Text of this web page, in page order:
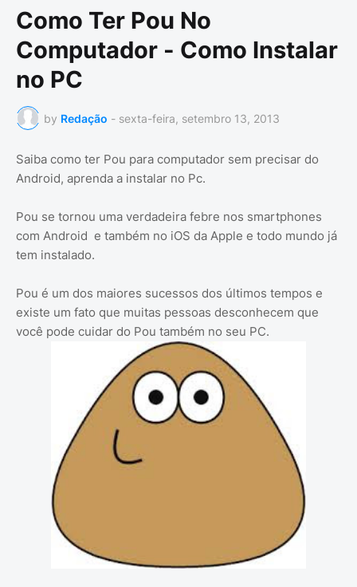
Como Ter Pou No
Computador - Como Instalar
no PC
by Redação - sexta-feira, setembro 13, 2013
Saiba como ter Pou para computador sem precisar do
Android, aprenda a instalar no Pc.
Pou se tornou uma verdadeira febre nos smartphones
com Android e também no iOS da Apple e todo mundo já
tem instalado.
Pou é um dos maiores sucessos dos últimos tempos e
existe um fato que muitas pessoas desconhecem que
você pode cuidar do Pou também no seu PC.